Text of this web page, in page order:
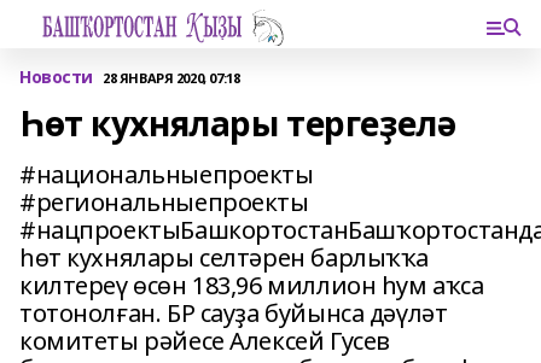
Новости 28 ЯНВАРЯ 2020, 07:18
Һөт кухнялары тергеҙелә
#национальныепроекты
#региональныепроекты
һөт кухнялары селтәрен барлыҡҡа
килтереү өсөн 183,96 миллион һум аҡса
тотонолған. БР сауҙа буйынса дәүләт
комитеты рәйесе Алексей Гусев